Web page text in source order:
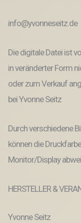
info@yvonneseitz.de
Die digitale Datei ist
in veränderter Form
oder zum Verkauf
bei Yvonne Seitz
Durch verschiedene
können die
Monitor/Display
HERSTELLER &
Yvonne Seitz